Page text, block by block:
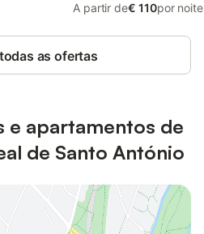
A partir de€ 110por noite
as ofertas
e apartamentos de
de Santo António